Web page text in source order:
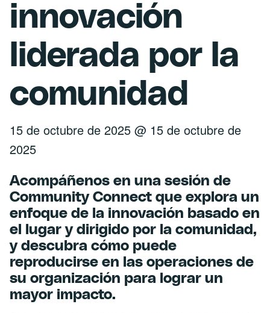
innovación
liderada por la
comunidad
15 de octubre de 2025 @ 15 de octubre de
2025
Acompáñenos en una sesión de
Community Connect que explora un
enfoque de la innovación basado en
el lugar y dirigido por la comunidad,
y descubra cómo puede
reproducirse en las operaciones de
su organización para lograr un
mayor impacto.